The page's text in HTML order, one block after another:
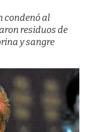
condenó al
residuos de
y sangre